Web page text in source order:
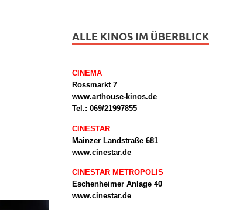
ALLE KINOS IM ÜBERBLICK
CINEMA
Rossmarkt 7
www.arthouse-kinos.de
Tel.: 069/21997855
CINESTAR
Mainzer Landstraße 681
www.cinestar.de
CINESTAR METROPOLIS
Eschenheimer Anlage 40
www.cinestar.de